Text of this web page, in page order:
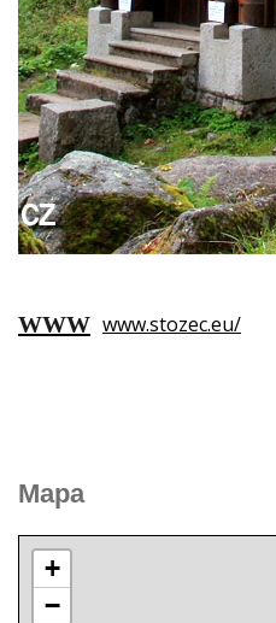
www.stozec.eu/
Mapa